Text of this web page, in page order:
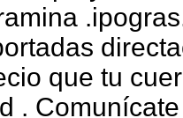
que tu
.